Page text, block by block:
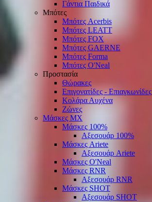
Γάντια Παιδικά
Μπότες
Μπότες Acerbis
Μπότες LEATT
Μπότες FOX
Μπότες GAERNE
Μπότες Forma
Μπότες O'Neal
Προστασία
Θώρακες
Επιγονατίδες - Επιαγκωνίδες
Κολάρα Αυχένα
Ζώνες
Μάσκες ΜΧ
Μάσκες 100%
Αξεσουάρ 100%
Μάσκες Ariete
Αξεσουάρ Ariete
Μάσκες O'Neal
Μάσκες RNR
Αξεσουάρ RNR
Μάσκες SHOT
Αξεσουάρ SHOT